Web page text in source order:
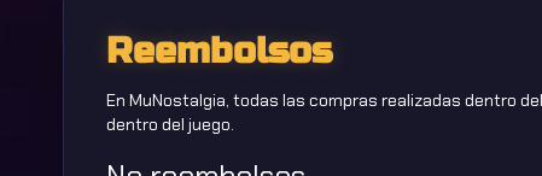
Reembolsos
En MuNostalgia, todas las compras realizadas dentro
dentro del juego.